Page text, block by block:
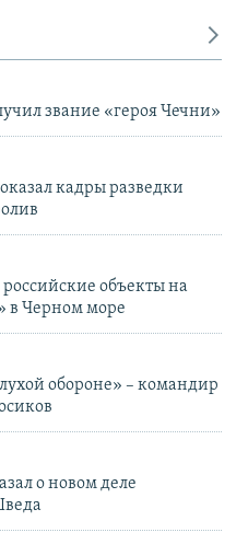
звание «героя Чечни»
кадры разведки
объекты на
в Черном море
обороне» – командир
о новом деле